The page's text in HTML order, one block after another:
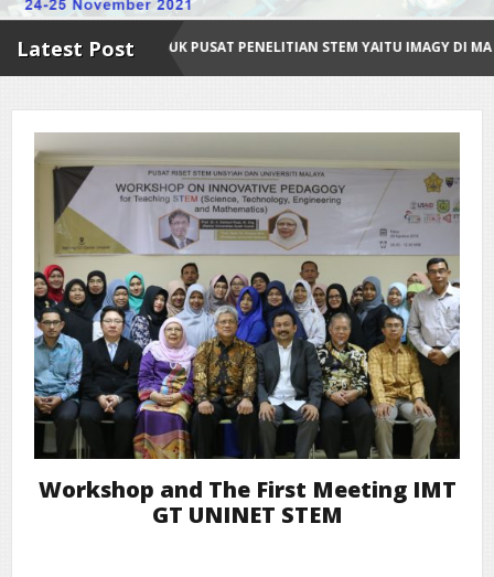
Latest Post
PUSAT PENELITIAN STEM YAITU IMAGY DI MA DAYAH RUHUL
Workshop and The First Meeting IMT
GT UNINET STEM